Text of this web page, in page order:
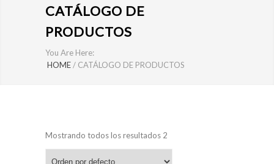
CATÁLOGO DE
PRODUCTOS
You Are Here:
HOME/ CATÁLOGO DE PRODUCTOS
Mostrando todos los resultados 2